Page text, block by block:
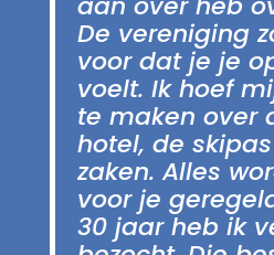
De vereniging
voor dat je je
voelt. Ik hoef
te maken over
hotel, de
zaken. Alles
voor je
30 jaar heb ik